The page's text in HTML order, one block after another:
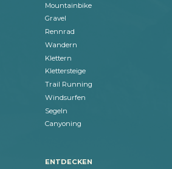
Mountainbike
Gravel
Rennrad
Wandern
Klettern
Klettersteige
Trail Running
Windsurfen
Segeln
Canyoning
ENTDECKEN